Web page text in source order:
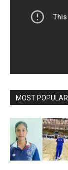
MOST POPULAR